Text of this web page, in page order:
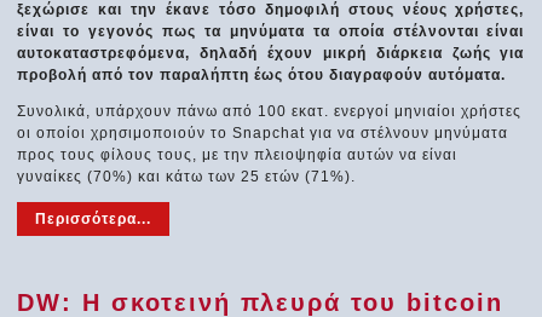
ξεχώρισε και την έκανε τόσο δημοφιλή στους νέους χρήστες,
είναι το γεγονός πως τα μηνύματα τα οποία στέλνονται είναι
αυτοκαταστρεφόμενα, δηλαδή έχουν μικρή διάρκεια ζωής για
προβολή από τον παραλήπτη έως ότου διαγραφούν αυτόματα.
Συνολικά, υπάρχουν πάνω από 100 εκατ. ενεργοί μηνιαίοι χρήστες
οι οποίοι χρησιμοποιούν το Snapchat για να στέλνουν μηνύματα
προς τους φίλους τους, με την πλειοψηφία αυτών να είναι
γυναίκες (70%) και κάτω των 25 ετών (71%).
Περισσότερα...
DW: Η σκοτεινή πλευρά του bitcoin